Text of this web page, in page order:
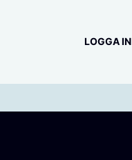
LOGGA IN